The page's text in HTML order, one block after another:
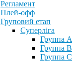
Регламент
Плей-офф
Груповий етап
Суперліга
Группа A
Группа B
Группа C